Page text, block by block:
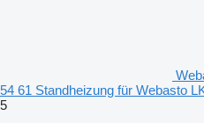
54 61 Standheizung für Webasto
5